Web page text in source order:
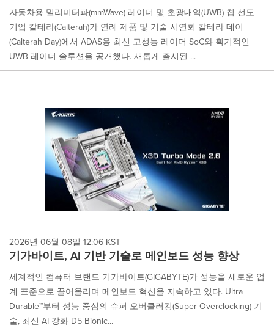
자동차용 밀리미터파(mmWave) 레이더 및 초광대역(UWB) 칩 선도
기업 칼테라(Calterah)가 연례 제품 및 기술 시연회 칼테라 데이
(Calterah Day)에서 ADAS용 최신 고성능 레이더 SoC와 획기적인
UWB 레이더 솔루션을 공개했다. 새롭게 출시된 ...
2026년 06월 08일 12:06 KST
기가바이트, AI 기반 기술로 메인보드 성능 향상
세계적인 컴퓨터 브랜드 기가바이트(GIGABYTE)가 성능을 새로운 업
계 표준으로 끌어올리며 메인보드 혁신을 지속하고 있다. Ultra
Durable™부터 성능 중심의 슈퍼 오버클러킹(Super Overclocking) 기
술, 최신 AI 강화 D5 Bionic...